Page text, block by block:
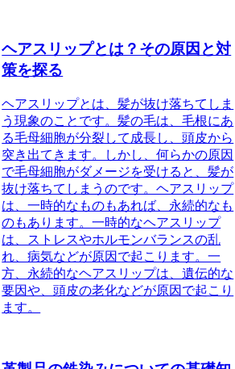
ヘアスリップとは？その原因と対
策を探る
ヘアスリップとは、髪が抜け落ちてしま
う現象のことです。髪の毛は、毛根にあ
る毛母細胞が分裂して成長し、頭皮から
突き出てきます。しかし、何らかの原因
で毛母細胞がダメージを受けると、髪が
抜け落ちてしまうのです。ヘアスリップ
は、一時的なものもあれば、永続的なも
のもあります。一時的なヘアスリップ
は、ストレスやホルモンバランスの乱
れ、病気などが原因で起こります。一
方、永続的なヘアスリップは、遺伝的な
要因や、頭皮の老化などが原因で起こり
ます。